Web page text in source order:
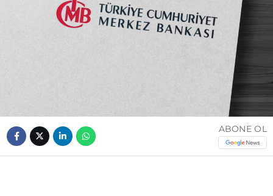
ABONE OL